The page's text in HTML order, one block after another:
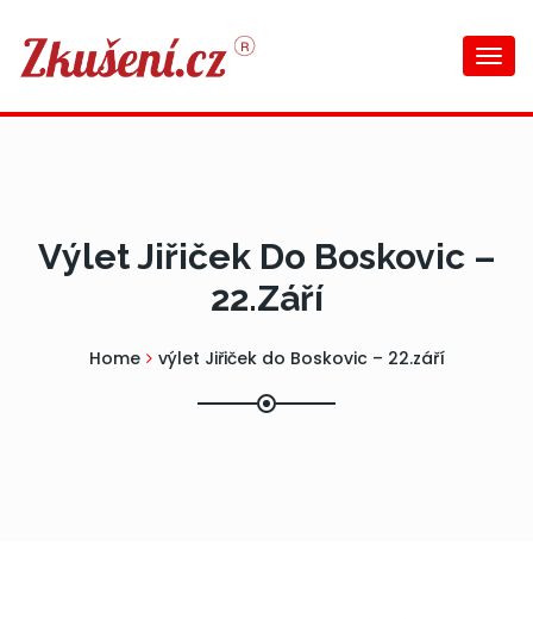
Výlet Jiřiček Do Boskovic –
22.září
Home výlet Jiřiček do Boskovic – 22.září